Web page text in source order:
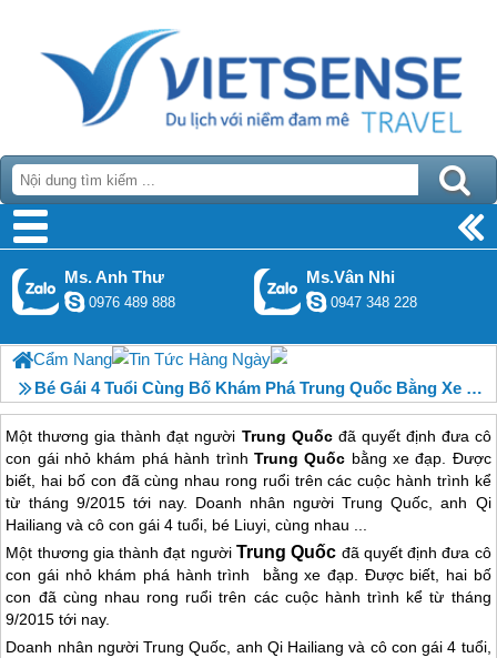
Ms. Anh Thư
0976 489 888
Ms.Vân Nhi
0947 348 228
Cẩm Nang
Tin Tức Hàng Ngày
Bé Gái 4 Tuổi Cùng Bố Khám Phá Trung Quốc Bằng Xe Đạp
Một thương gia thành đạt người Trung Quốcđã quyết định đưa cô
con gái nhỏ khám phá hành trình Trung Quốc bằng xe đạp. Được
biết, hai bố con đã cùng nhau rong ruổi trên các cuộc hành trình kể
từ tháng 9/2015 tới nay. Doanh nhân người Trung Quốc, anh Qi
Hailiang và cô con gái 4 tuổi, bé Liuyi, cùng nhau ...
Một thương gia thành đạt người Trung Quốc đã quyết định đưa cô
con gái nhỏ khám phá hành trình
bằng xe đạp. Được biết, hai bố
con đã cùng nhau rong ruổi trên các cuộc hành trình kể từ tháng
9/2015 tới nay.
Doanh nhân ngườiTrung Quốc, anh Qi Hailiang và cô con gái 4 tuổi,